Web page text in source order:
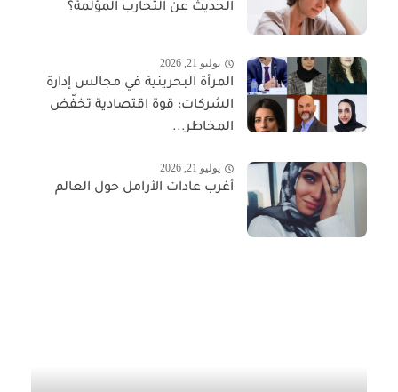
الحديث عن التجارب المؤلمة؟
يوليو 21, 2026
المرأة البحرينية في مجالس إدارة
الشركات: قوة اقتصادية تخفّض
المخاطر...
يوليو 21, 2026
أغرب عادات الأرامل حول العالم